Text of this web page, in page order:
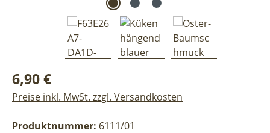
Regulärer Preis:
6,90 €
Preise inkl. MwSt. zzgl. Versandkosten
Produktnummer: 6111/01